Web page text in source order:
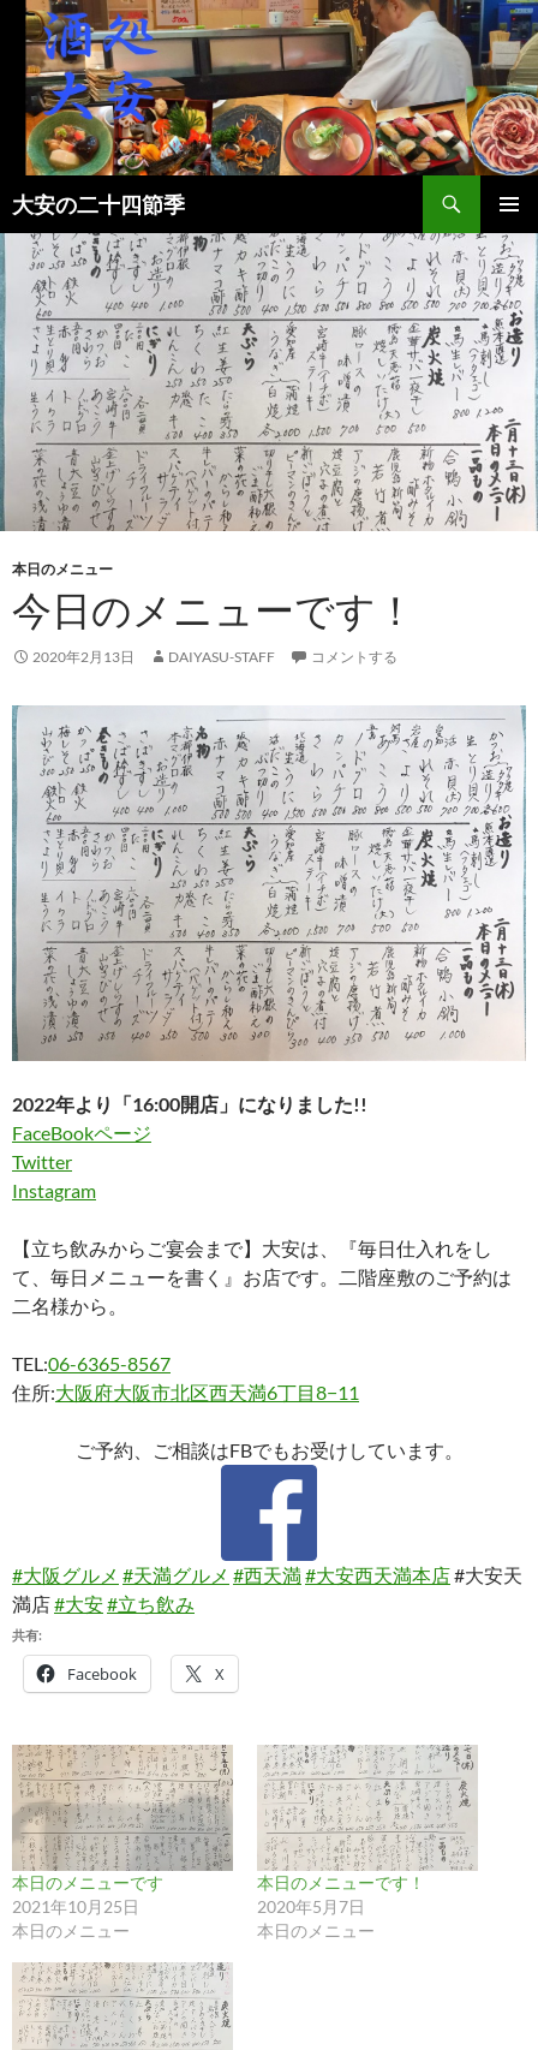
大安の二十四節季
検
索
メインメ
ニュー
本日のメニュー
今日のメニューです！
2020年2月13日 DAIYASU-STAFF コメントする
2022年より「16:00開店」になりました!!
FaceBookページ
Twitter
Instagram
【立ち飲みからご宴会まで】大安は、『毎日仕入れをし
て、毎日メニューを書く』お店です。二階座敷のご予約は
二名様から。
TEL:06-6365-8567
住所:大阪府大阪市北区西天満6丁目8−11
ご予約、ご相談はFBでもお受けしています。
#大阪グルメ #天満グルメ #西天満#大安西天満本店#大安天
満店#大安#立ち飲み
共有:
Facebook X
本日のメニューです
2021年10月25日
本日のメニュー
本日のメニューです！
2020年5月7日
本日のメニュー